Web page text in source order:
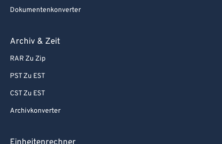
Dokumentenkonverter
Archiv & Zeit
RAR Zu Zip
PST Zu EST
CST Zu EST
Archivkonverter